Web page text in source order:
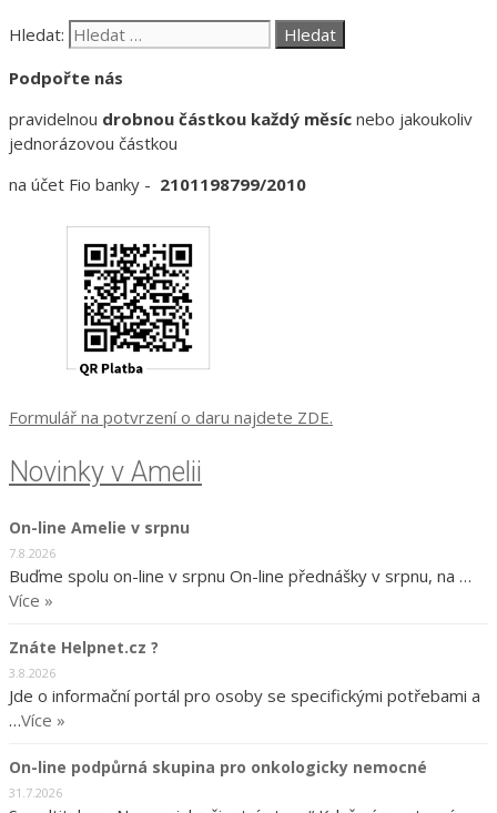
Hledat:
Podpořte nás
pravidelnou drobnou částkou každý měsíc nebo jakoukoliv
jednorázovou částkou
na účet Fio banky - 2101198799/2010
Formulář na potvrzení o daru najdete ZDE.
Novinky v Amelii
On-line Amelie v srpnu
7.8.2026
Buďme spolu on-line v srpnu On-line přednášky v srpnu, na …
Více »
Znáte Helpnet.cz ?
3.8.2026
Jde o informační portál pro osoby se specifickými potřebami a
…Více »
On-line podpůrná skupina pro onkologicky nemocné
31.7.2026